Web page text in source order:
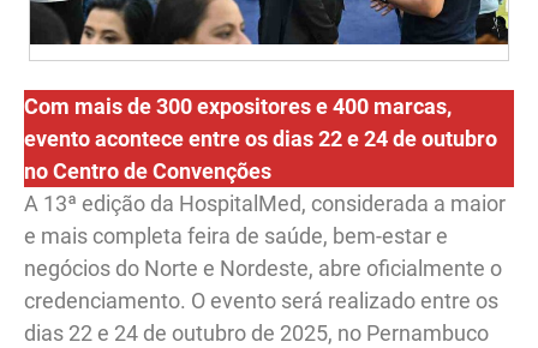
Com mais de 300 expositores e 400 marcas,
evento acontece entre os dias 22 e 24 de outubro
no Centro de Convenções
A 13ª edição da HospitalMed, considerada a maior
e mais completa feira de saúde, bem-estar e
negócios do Norte e Nordeste, abre oficialmente o
credenciamento. O evento será realizado entre os
dias 22 e 24 de outubro de 2025, no Pernambuco